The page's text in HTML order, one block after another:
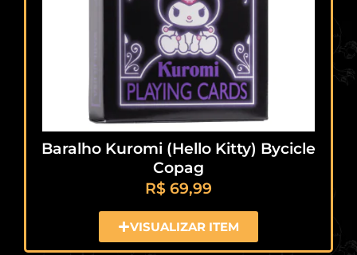
Baralho Kuromi (Hello Kitty) Bycicle
Copag
R$ 69,99
VISUALIZAR ITEM